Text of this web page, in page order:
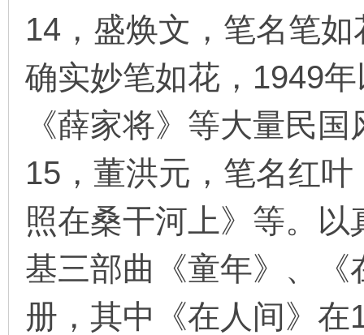
14，盛焕文，笔名笔
确实妙笔如花，1949
《薛家将》等大量民
15，董洪元，笔名红
照在桑干河上》等。
基三部曲《童年》、
册，其中《在人间》